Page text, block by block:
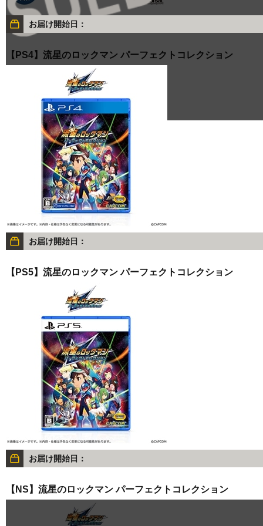
お届け開始日：
【PS4】流星のロックマン パーフェクトコレクション
お届け開始日：
【PS5】流星のロックマン パーフェクトコレクション
お届け開始日：
【NS】流星のロックマン パーフェクトコレクション